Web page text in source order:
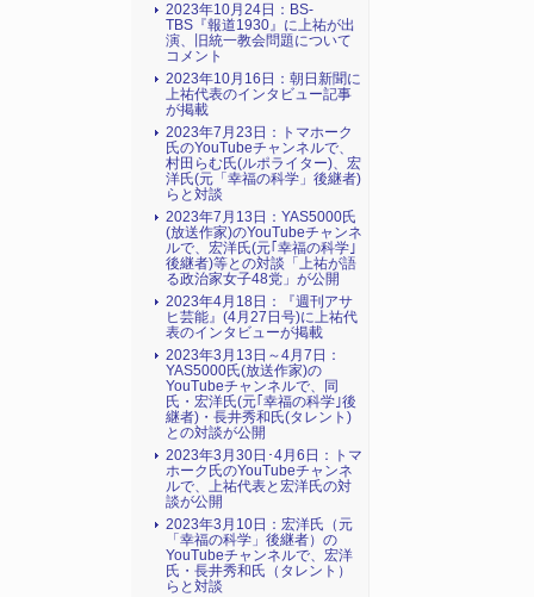
2023年10月24日：BS-
TBS『報道1930』に上祐が出
演、旧統一教会問題について
コメント
2023年10月16日：朝日新聞に
上祐代表のインタビュー記事
が掲載
2023年7月23日：トマホーク
氏のYouTubeチャンネルで、
村田らむ氏(ルポライター)、宏
洋氏(元「幸福の科学」後継者)
らと対談
2023年7月13日：YAS5000氏
(放送作家)のYouTubeチャンネ
ルで、宏洋氏(元｢幸福の科学｣
後継者)等との対談「上祐が語
る政治家女子48党」が公開
2023年4月18日：『週刊アサ
ヒ芸能』(4月27日号)に上祐代
表のインタビューが掲載
2023年3月13日～4月7日：
YAS5000氏(放送作家)の
YouTubeチャンネルで、同
氏・宏洋氏(元｢幸福の科学｣後
継者)・長井秀和氏(タレント)
との対談が公開
2023年3月30日･4月6日：トマ
ホーク氏のYouTubeチャンネ
ルで、上祐代表と宏洋氏の対
談が公開
2023年3月10日：宏洋氏（元
「幸福の科学」後継者）の
YouTubeチャンネルで、宏洋
氏・長井秀和氏（タレント）
らと対談